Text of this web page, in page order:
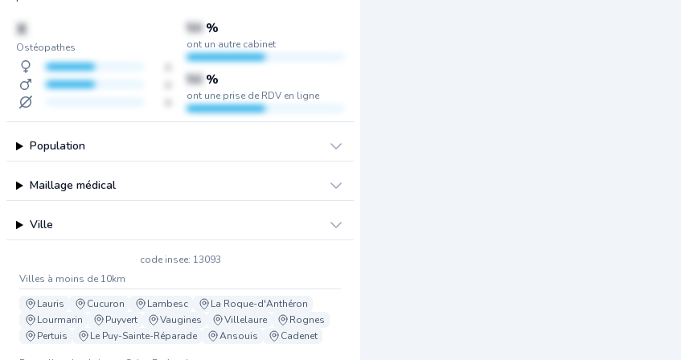
X
Ostéopathes
50 %
ont un autre cabinet
50 %
ont une prise de RDV en ligne
Population
Maillage médical
Ville
code insee: 13093
Villes à moins de 10km
Lauris
Cucuron Lambesc
La Roque-d'Anthéron
Lourmarin
Puyvert Vaugines Villelaure
Rognes
Pertuis
Le Puy-Sainte-Réparade Ansouis Cadenet